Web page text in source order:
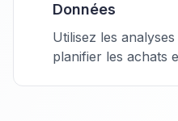
Données
Utilisez les
planifier les achats